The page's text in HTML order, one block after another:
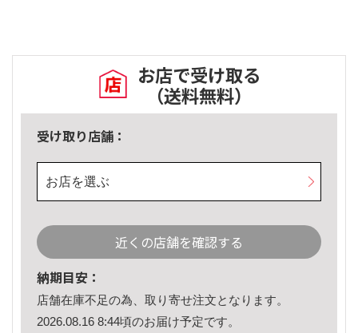
お店で受け取る
（送料無料）
受け取り店舗：
お店を選ぶ
近くの店舗を確認する
納期目安：
店舗在庫不足の為、取り寄せ注文となります。
2026.08.16 8:44頃のお届け予定です。